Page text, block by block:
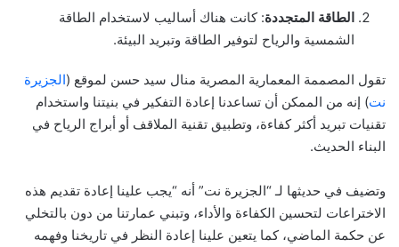
الطاقة المتجددة: كانت هناك أساليب لاستخدام الطاقة
الشمسية والرياح لتوفير الطاقة وتبريد البيئة.
تقول المصممة المعمارية المصرية منال سيد حسن لموقع (الجزيرة
نت) إنه من الممكن أن تساعدنا إعادة التفكير في بنيتنا واستخدام
تقنيات تبريد أكثر كفاءة، وتطبيق تقنية الملاقف أو أبراج الرياح في
البناء الحديث.
وتضيف في حديثها لـ “الجزيرة نت” أنه “يجب علينا إعادة تقديم هذه
الاختراعات لتحسين الكفاءة والأداء، وتبني عمارتنا من دون بالتخلي
عن حكمة الماضي، كما يتعين علينا إعادة النظر في تاريخنا وفهمه